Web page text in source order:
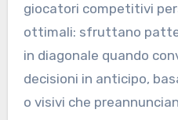
giocatori competitivi
ottimali: sfruttano
in diagonale quando
decisioni in anticipo,
o visivi che